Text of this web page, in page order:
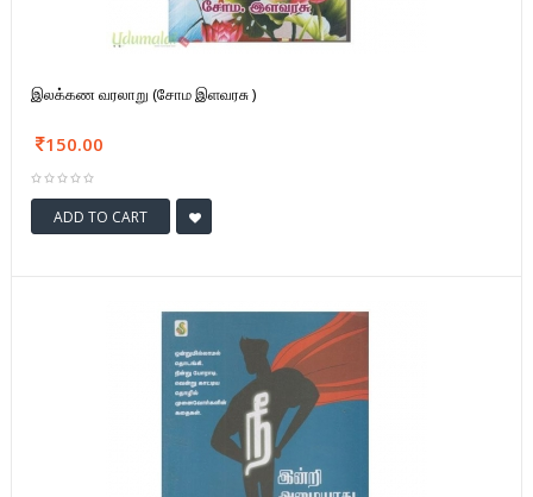
இலக்கண வரலாறு (சோம இளவரசு )
150.00
ADD TO CART